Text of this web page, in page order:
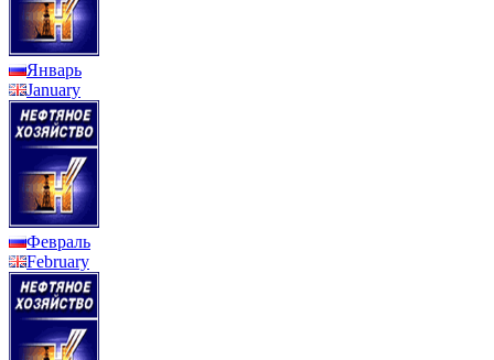
Январь
January
Февраль
February